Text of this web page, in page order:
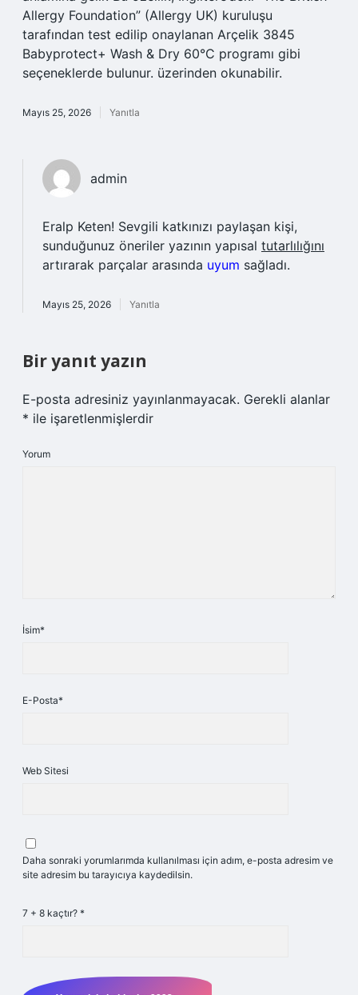
Allergy Foundation” (Allergy UK) kuruluşu
tarafından test edilip onaylanan Arçelik 3845
Babyprotect+ Wash & Dry 60°C programı gibi
seçeneklerde bulunur. üzerinden okunabilir.
Mayıs 25, 2026 Yanıtla
admin
Eralp Keten! Sevgili katkınızı paylaşan kişi,
sunduğunuz öneriler yazının yapısal tutarlılığını
artırarak parçalar arasında uyum sağladı.
Mayıs 25, 2026 Yanıtla
Bir yanıt yazın
E-posta adresiniz yayınlanmayacak. Gerekli alanlar
* ile işaretlenmişlerdir
Yorum
İsim*
E-Posta*
Web Sitesi
Daha sonraki yorumlarımda kullanılması için adım, e-posta adresim ve
site adresim bu tarayıcıya kaydedilsin.
7 + 8 kaçtır? *